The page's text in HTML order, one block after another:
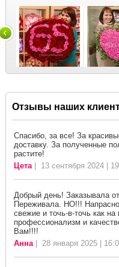
Отзывы наших
Спасибо, за все! За
доставку. За полученные
растите!
Цета| 13 сентября 2024 |
Добрый день! Заказывала
Переживала. НО!!!
свежие и точь-в-точь как
профессионализм и
Вам!!!!
Анна| 28 января 2025 |